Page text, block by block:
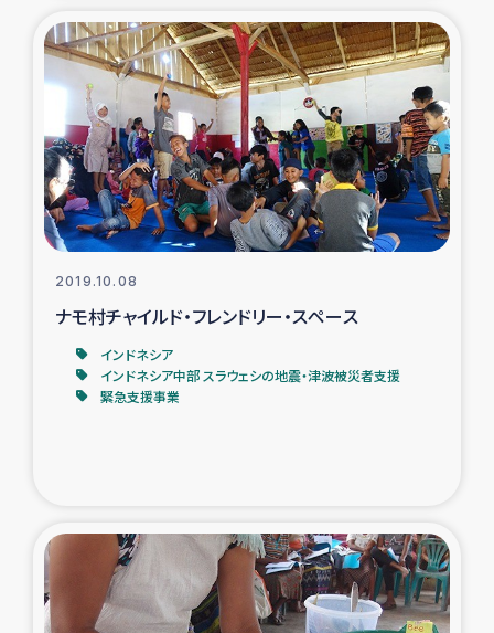
スリランカ南部洪水被災者支援
スリランカの南北女性をつなぐサリー・リサイクル・プロ
ジェクト
復興支援事業
民際教育事業
女性グループPIFWANITAによる食品加工事業
ガザ人道支援
ミャンマー緊急支援
タイ国境ミャンマー移民子ども支援
2019.10.08
ナモ村チャイルド・フレンドリー・スペース
インドネシア
インドネシア中部 スラウェシの地震・津波被災者支援
緊急支援事業